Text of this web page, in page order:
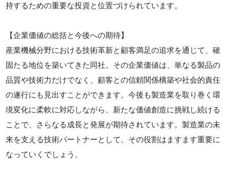
持するための重要な投資と位置づけられています。
【企業価値の総括と今後への期待】
産業機械分野における技術革新と顧客満足の追求を通じて、確
固たる地位を築いてきた同社。その企業価値は、単なる製品の
品質や技術力だけでなく、顧客との信頼関係構築や社会的責任
の遂行にも見出すことができます。今後も製造業を取り巻く環
境変化に柔軟に対応しながら、新たな価値創造に挑戦し続ける
ことで、さらなる成長と発展が期待されています。製造業の未
来を支える技術パートナーとして、その役割はますます重要に
なっていくでしょう。